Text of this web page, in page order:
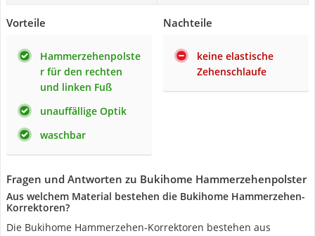
Vorteile
Hammerzehenpolste
r für den rechten
und linken Fuß
unauffällige Optik
waschbar
Nachteile
keine elastische
Zehenschlaufe
Fragen und Antworten zu Bukihome Hammerzehenpolster
Aus welchem Material bestehen die Bukihome Hammerzehen-
Korrektoren?
Die Bukihome Hammerzehen-Korrektoren bestehen aus